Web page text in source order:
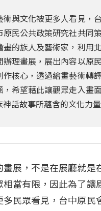
術與文化被更多人看見，
原民公共政策研究社共同
畫的族人及藝術家，利用
辦理畫展，展出內容以原
作核心，透過繪畫藝術轉
，希望藉此讓觀眾走入畫面
話故事所蘊含的文化力量
畫展，不是在展廳就是
相當有限，因此為了讓
民眾看見，台中原民